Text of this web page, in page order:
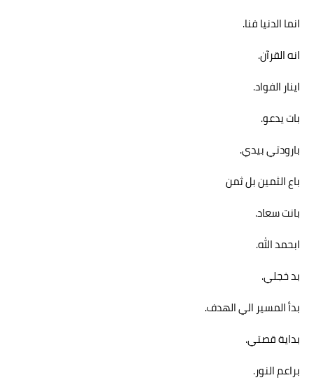
انما الدنيا فنا.
انه القرآن.
اينار الفواد.
بات يدعو.
بارودتي بيدي.
باع الثمين بل ثمن
بانت سعاد.
ابحمد الله.
بد خجلي.
بدأ المسير الي الهدف.
بداية قصتي.
براعم النور.